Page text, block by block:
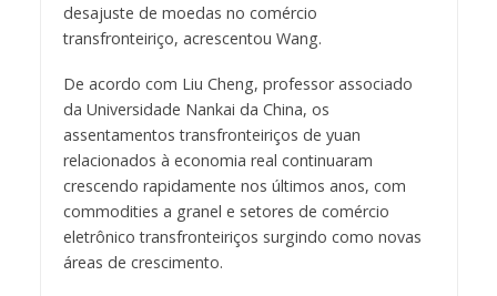
desajuste de moedas no comércio
transfronteiriço, acrescentou Wang.
De acordo com Liu Cheng, professor associado
da Universidade Nankai da China, os
assentamentos transfronteiriços de yuan
relacionados à economia real continuaram
crescendo rapidamente nos últimos anos, com
commodities a granel e setores de comércio
eletrônico transfronteiriços surgindo como novas
áreas de crescimento.